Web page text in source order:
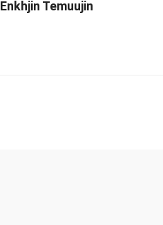
Enkhjin Temuujin